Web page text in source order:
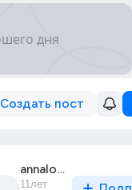
Создать пост
annalove19
11лет